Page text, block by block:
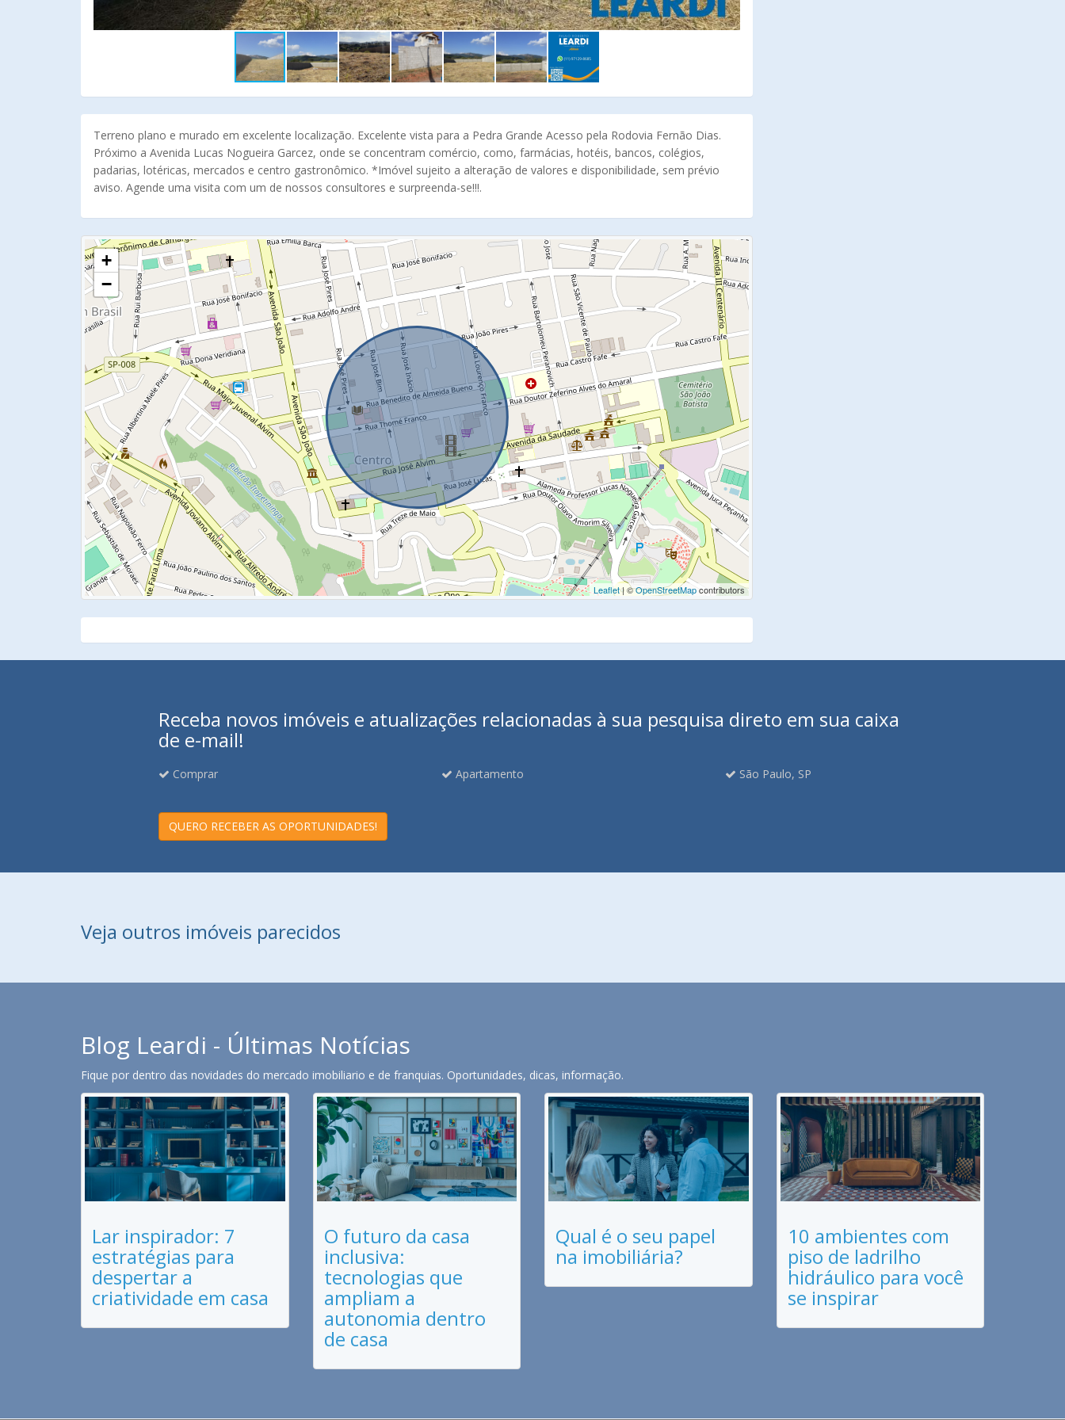
Terreno plano e murado em excelente localização. Excelente vista para a Pedra Grande Acesso pela Rodovia Fernão Dias.
Próximo a Avenida Lucas Nogueira Garcez, onde se concentram comércio, como, farmácias, hotéis, bancos, colégios,
padarias, lotéricas, mercados e centro gastronômico. *Imóvel sujeito a alteração de valores e disponibilidade, sem prévio
aviso. Agende uma visita com um de nossos consultores e surpreenda-se!!!.
+
−
Leaflet| ©OpenStreetMapcontributors
Receba novos imóveis e atualizações relacionadas à sua pesquisa direto em sua caixa
de e-mail!
Comprar Apartamento São Paulo, SP
QUERO RECEBER AS OPORTUNIDADES!
Veja outros imóveis parecidos
Blog Leardi - Últimas Notícias
Fique por dentro das novidades do mercado imobiliario e de franquias. Oportunidades, dicas, informação.
Lar inspirador: 7
estratégias para
despertar a
criatividade em casa
O futuro da casa
inclusiva:
tecnologias que
ampliam a
autonomia dentro
de casa
Qual é o seu papel
na imobiliária?
10 ambientes com
piso de ladrilho
hidráulico para você
se inspirar